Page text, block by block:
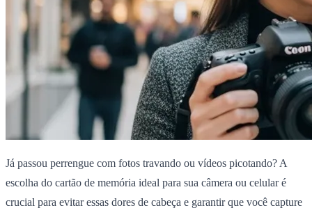
Já passou perrengue com fotos travando ou vídeos picotando? A
escolha do cartão de memória ideal para sua câmera ou celular é
crucial para evitar essas dores de cabeça e garantir que você capture